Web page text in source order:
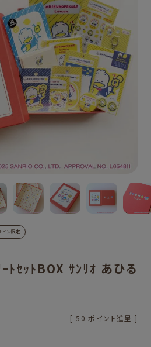
イン限定
ﾄｾｯﾄBOX ｻﾝﾘｵ あひる
[ 50 ポイント進呈 ]